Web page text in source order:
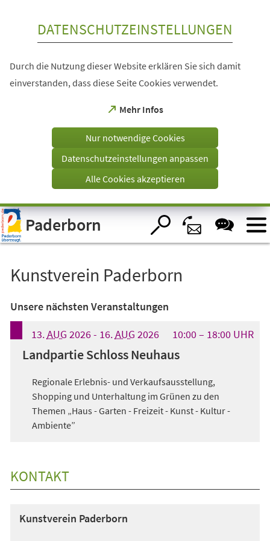
Visuelle
Assistenzsoftware
öffnen.
DATENSCHUTZEINSTELLUNGEN
Durch die Nutzung dieser Website erklären Sie sich damit
einverstanden, dass diese Seite Cookies verwendet.
Mehr Infos
(Öffnet
einem
Tab)
Nur notwendige Cookies
Datenschutzeinstellungen anpassen
Alle Cookies akzeptieren
Paderborn
Kunstverein Paderborn
Unsere nächsten Veranstaltungen
13.AUG 2026- 16.AUG 2026 10:00 18:00UHR
Landpartie Schloss Neuhaus
Regionale Erlebnis- und Verkaufsausstellung,
Shopping und Unterhaltung im Grünen zu den
Themen „Haus - Garten - Freizeit - Kunst - Kultur -
Ambiente”
KONTAKT
Kunstverein Paderborn